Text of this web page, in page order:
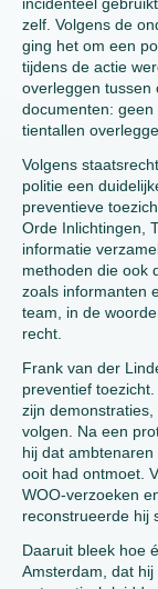
zelf. Volgens de
ging het om een
tijdens de actie
overleggen tussen
documenten:
tientallen
Volgens
politie een
preventieve
Orde Inlichtingen,
informatie
methoden die ook
zoals informanten
team, in de
recht.
Frank van der
preventief
zijn
volgen. Na een
hij dat
ooit had ontmoet.
WOO-verzoeken
reconstrueerde hij
Daaruit bleek hoe
Amsterdam, dat hij